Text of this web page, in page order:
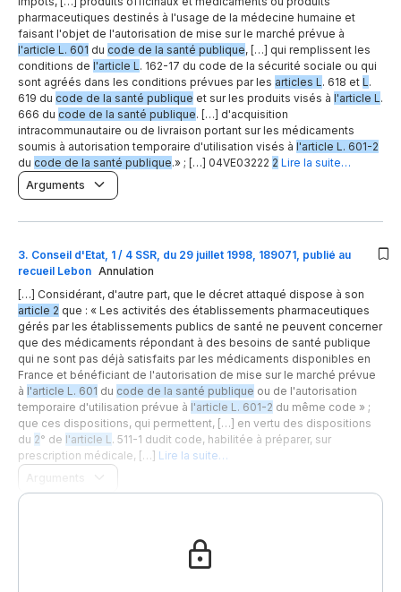
pharmaceutiques destinés à l'usage de la médecine humaine et
faisant l'objet de l'autorisation de mise sur le marché prévue à
l'article L. 601 du code de la santé publique, […] qui remplissent les
conditions de l'article L . 162-17 du code de la sécurité sociale ou qui
sont agréés dans les conditions prévues par les articles L . 618 et L .
619 du code de la santé publique et sur les produits visés à l'article L .
666 du code de la santé publique. […] d'acquisition
intracommunautaire ou de livraison portant sur les médicaments
soumis à autorisation temporaire d'utilisation visés à l'article L. 601-2
du code de la santé publique.» ; […] 04VE03222 2 Lire la suite…
Arguments
3. Conseil d'Etat, 1 / 4 SSR, du 29 juillet 1998, 189071, publié au
recueil Lebon Annulation
[…] Considérant, d'autre part, que le décret attaqué dispose à son
article 2 que : « Les activités des établissements pharmaceutiques
gérés par les établissements publics de santé ne peuvent concerner
que des médicaments répondant à des besoins de santé publique
qui ne sont pas déjà satisfaits par les médicaments disponibles en
France et bénéficiant de l'autorisation de mise sur le marché prévue
à l'article L. 601 du code de la santé publique ou de l'autorisation
temporaire d'utilisation prévue à l'article L. 601-2 du même code » ;
que ces dispositions, qui permettent, […] en vertu des dispositions
du 2° de l'article L. 511-1 dudit code, habilitée à préparer, sur
prescription médicale, […] Lire la suite…
Arguments